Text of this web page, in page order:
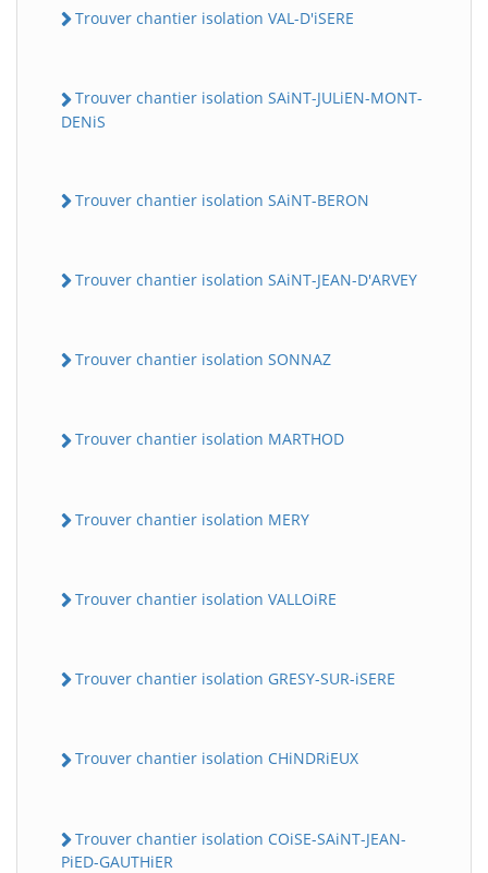
Trouver chantier isolation VAL-D'iSERE
Trouver chantier isolation SAiNT-JULiEN-MONT-
DENiS
Trouver chantier isolation SAiNT-BERON
Trouver chantier isolation SAiNT-JEAN-D'ARVEY
Trouver chantier isolation SONNAZ
Trouver chantier isolation MARTHOD
Trouver chantier isolation MERY
Trouver chantier isolation VALLOiRE
Trouver chantier isolation GRESY-SUR-iSERE
Trouver chantier isolation CHiNDRiEUX
Trouver chantier isolation COiSE-SAiNT-JEAN-
PiED-GAUTHiER